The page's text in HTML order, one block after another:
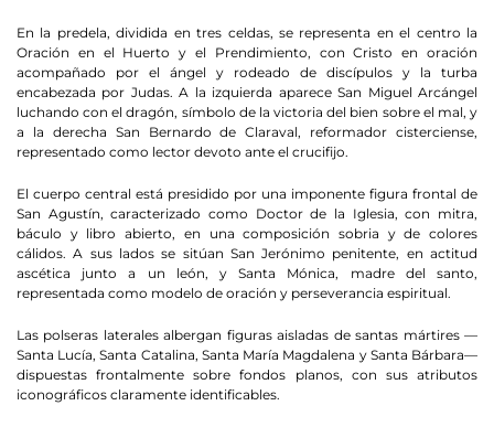
En la predela, dividida en tres celdas, se representa en el centro la
Oración en el Huerto y el Prendimiento, con Cristo en oración
acompañado por el ángel y rodeado de discípulos y la turba
encabezada por Judas. A la izquierda aparece San Miguel Arcángel
luchando con el dragón, símbolo de la victoria del bien sobre el mal, y
a la derecha San Bernardo de Claraval, reformador cisterciense,
representado como lector devoto ante el crucifijo.
El cuerpo central está presidido por una imponente figura frontal de
San Agustín, caracterizado como Doctor de la Iglesia, con mitra,
báculo y libro abierto, en una composición sobria y de colores
cálidos. A sus lados se sitúan San Jerónimo penitente, en actitud
ascética junto a un león, y Santa Mónica, madre del santo,
representada como modelo de oración y perseverancia espiritual.
Las polseras laterales albergan figuras aisladas de santas mártires —
Santa Lucía, Santa Catalina, Santa María Magdalena y Santa Bárbara—
dispuestas frontalmente sobre fondos planos, con sus atributos
iconográficos claramente identificables.